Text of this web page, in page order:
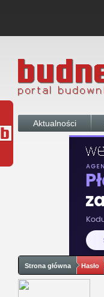
Aktualności
Strona główna Hasło